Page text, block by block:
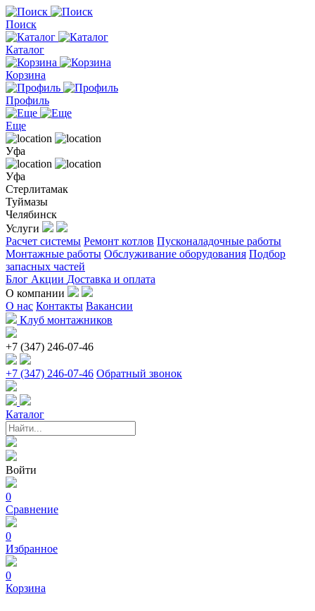
Поиск
Каталог
Корзина
Профиль
Еще
Уфа
Уфа
Стерлитамак
Туймазы
Челябинск
Услуги
Расчет системы Ремонт котлов Пусконаладочные работы
Монтажные работы Обслуживание оборудования Подбор
запасных частей
Блог Акции Доставка и оплата
О компании
О нас Контакты Вакансии
Клуб монтажников
+7 (347) 246-07-46
+7 (347) 246-07-46 Обратный звонок
Каталог
Войти
0
Сравнение
0
Избранное
0
Корзина